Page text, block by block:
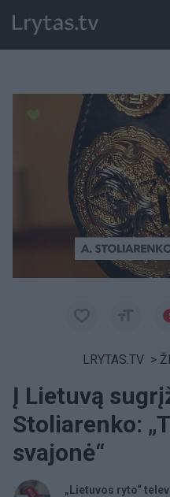
Paremkite Ukrainą
LRYTAS.TV >
Į Lietuvą
Stoliarenko:
svajonė“
„Lietuvos ryto“